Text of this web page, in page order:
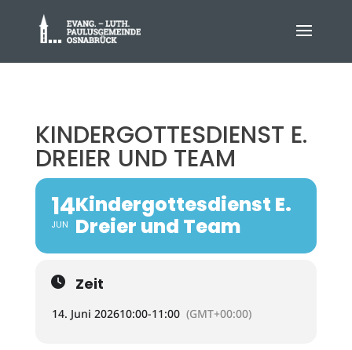
KINDERGOTTESDIENST E.
DREIER UND TEAM
14
JUN
Kindergottesdienst E.
Dreier und Team
Zeit
14. Juni 202610:00-11:00 (GMT+00:00)